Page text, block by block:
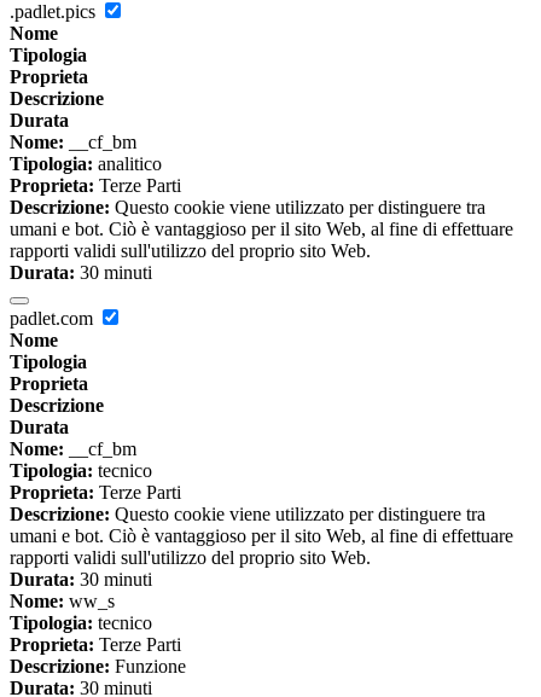
.padlet.pics
Nome
Tipologia
Proprieta
Descrizione
Durata
Nome: __cf_bm
Tipologia: analitico
Proprieta: Terze Parti
Descrizione: Questo cookie viene utilizzato per distinguere tra
umani e bot. Ciò è vantaggioso per il sito Web, al fine di effettuare
rapporti validi sull'utilizzo del proprio sito Web.
Durata: 30 minuti
padlet.com
Nome
Tipologia
Proprieta
Descrizione
Durata
Nome: __cf_bm
Tipologia: tecnico
Proprieta: Terze Parti
Descrizione: Questo cookie viene utilizzato per distinguere tra
umani e bot. Ciò è vantaggioso per il sito Web, al fine di effettuare
rapporti validi sull'utilizzo del proprio sito Web.
Durata: 30 minuti
Nome: ww_s
Tipologia: tecnico
Proprieta: Terze Parti
Descrizione: Funzione
Durata: 30 minuti